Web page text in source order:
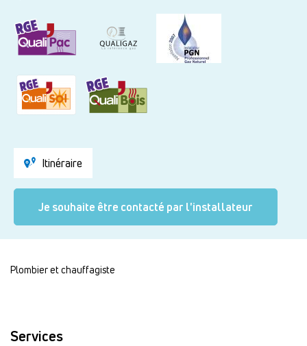
Itinéraire
Je souhaite être contacté par l'installateur
Plombier et chauffagiste
Services